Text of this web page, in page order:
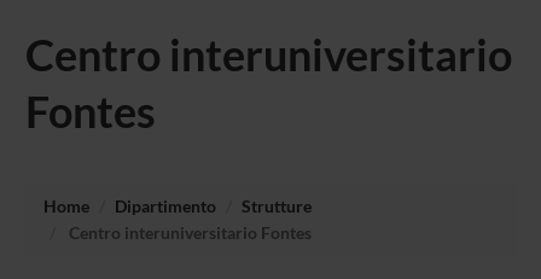
Centro interuniversitario
Fontes
Home Dipartimento
Strutture
Centro interuniversitario Fontes